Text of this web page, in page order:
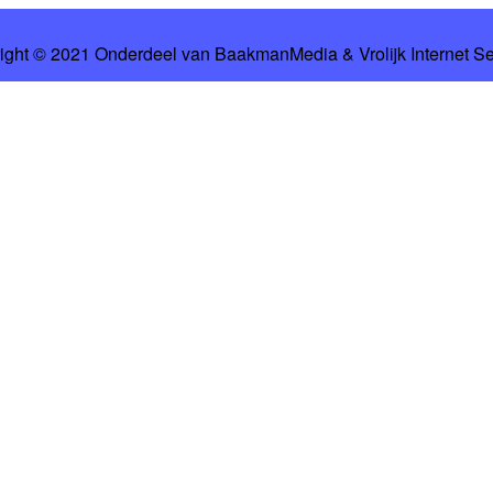
© 2021 Onderdeel van BaakmanMedia& Vrolijk Internet